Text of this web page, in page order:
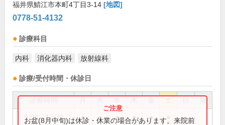
福井県鯖江市本町4丁目3-14 [地図]
0778-51-4132
診療科目
内科 消化器内科 放射線科
診療/受付時間・休診日
祝
9:00～12:30 ● ● ● ● ●
お盆(8月中旬)は休診・休業の場合があります。来院前